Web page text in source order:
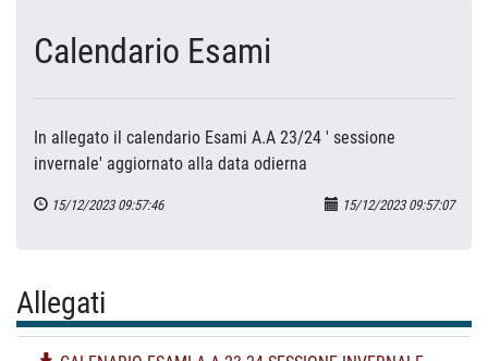
Calendario Esami
In allegato il calendario Esami A.A 23/24 ' sessione
invernale' aggiornato alla data odierna
15/12/2023 09:57:46 15/12/2023 09:57:07
Allegati